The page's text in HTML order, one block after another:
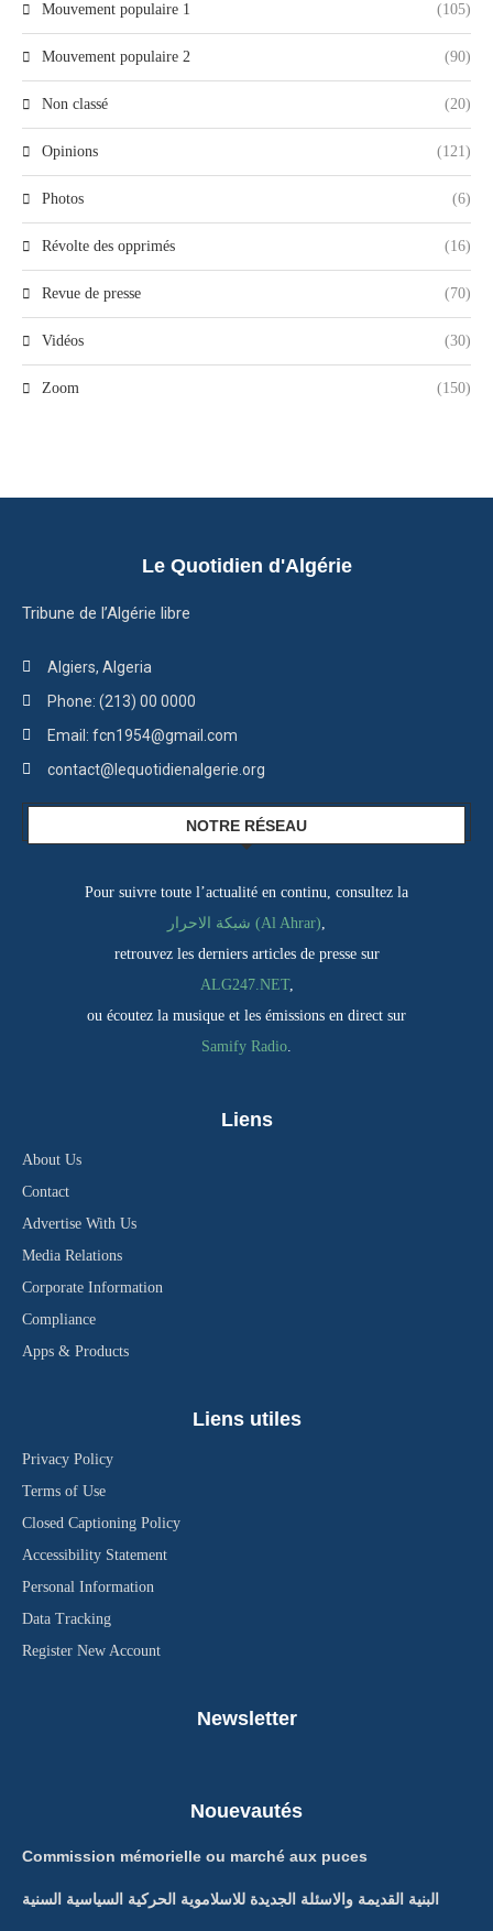
Mouvement populaire 1 (105)
Mouvement populaire 2 (90)
Non classé (20)
Opinions (121)
Photos (6)
Révolte des opprimés (16)
Revue de presse (70)
Vidéos (30)
Zoom (150)
Le Quotidien d'Algérie
Tribune de l’Algérie libre
Algiers, Algeria
Phone: (213) 00 0000
Email: fcn1954@gmail.com
contact@lequotidienalgerie.org
NOTRE RÉSEAU
Pour suivre toute l’actualité en continu, consultez la
شبكة الاحرار (Al Ahrar),
retrouvez les derniers articles de presse sur
ALG247.NET,
ou écoutez la musique et les émissions en direct sur
Samify Radio.
Liens
About Us
Contact
Advertise With Us
Media Relations
Corporate Information
Compliance
Apps & Products
Liens utiles
Privacy Policy
Terms of Use
Closed Captioning Policy
Accessibility Statement
Personal Information
Data Tracking
Register New Account
Newsletter
Nouevautés
Commission mémorielle ou marché aux puces
البنية القديمة والاسئلة الجديدة للاسلاموية الحركية السياسية السنية